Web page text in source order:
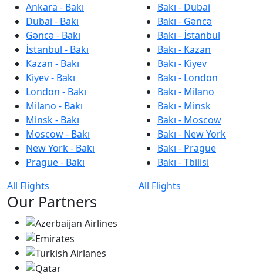
Ankara - Bakı
Dubai - Bakı
Gəncə - Bakı
İstanbul - Bakı
Kazan - Bakı
Kiyev - Bakı
London - Bakı
Milano - Bakı
Minsk - Bakı
Moscow - Bakı
New York - Bakı
Prague - Bakı
All Flights
Bakı - Dubai
Bakı - Gəncə
Bakı - İstanbul
Bakı - Kazan
Bakı - Kiyev
Bakı - London
Bakı - Milano
Bakı - Minsk
Bakı - Moscow
Bakı - New York
Bakı - Prague
Bakı - Tbilisi
All Flights
Our Partners